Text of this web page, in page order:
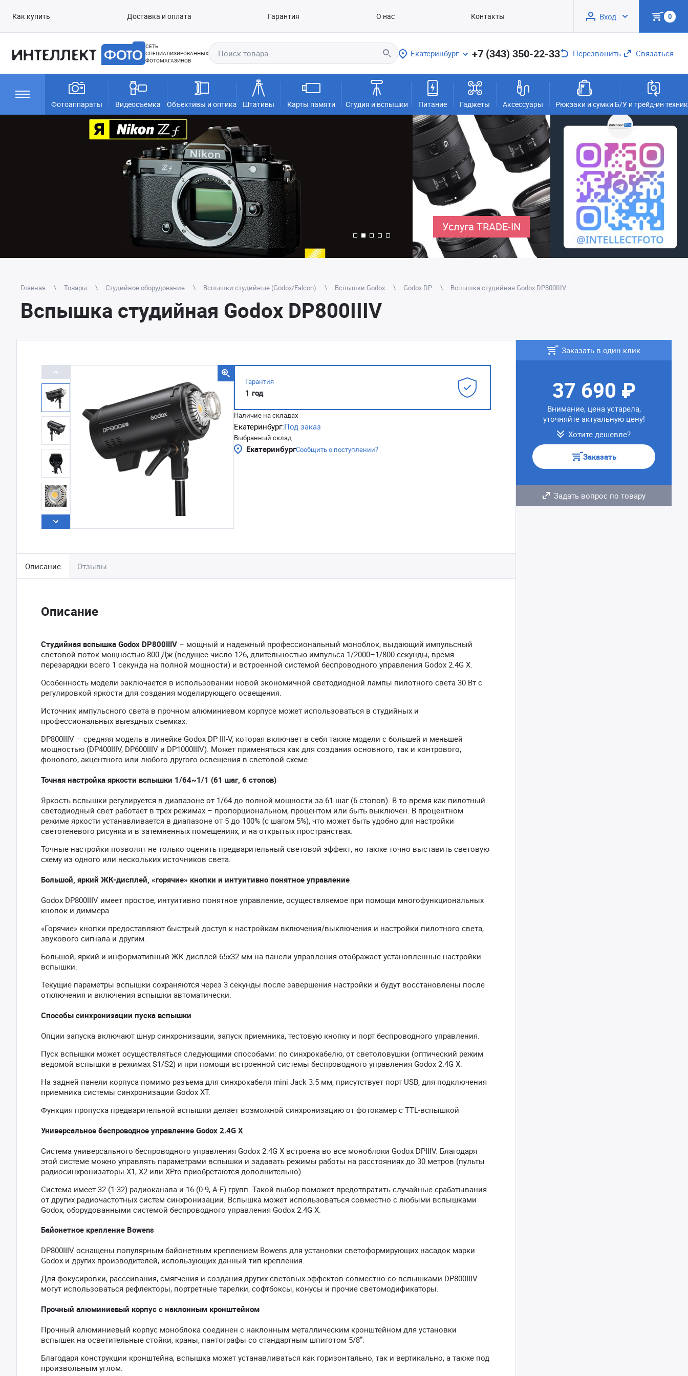
Как купить Доставка и оплата Гарантия О нас Контакты Вход 0
СЕТЬ
СПЕЦИАЛИЗИРОВАННЫХ
ФОТОМАГАЗИНОВ
Екатеринбург +7 (343) 350-22-33 Перезвонить Связаться
Фотоаппараты Видеосъёмка Объективы и оптика Штативы Карты памяти Студия и вспышки Питание Гаджеты Аксессуары Рюкзаки и сумки Б/У и трейд-ин
Услуга TRADE-IN
Главная Товары Студийное оборудование Вспышки студийные (Godox/Falcon) Вспышки Godox Godox DP Вспышка студийная Godox DP800IIIV
Вспышка студийная Godox DP800IIIV
Гарантия
1 год
Наличие на складах
Екатеринбург:Под заказ
Выбранный склад
ЕкатеринбургСообщить о поступлении?
Описание Отзывы
Описание
Студийная вспышка Godox DP800IIIV – мощный и надежный профессиональный моноблок, выдающий импульсный
световой поток мощностью 800 Дж (ведущее число 126, длительностью импульса 1/2000–1/800 секунды, время
перезарядки всего 1 секунда на полной мощности) и встроенной системой беспроводного управления Godox 2.4G X.
Особенность модели заключается в использовании новой экономичной светодиодной лампы пилотного света 30 Вт с
регулировкой яркости для создания моделирующего освещения.
Источник импульсного света в прочном алюминиевом корпусе может использоваться в студийных и
профессиональных выездных съемках.
DP800IIIV – средняя модель в линейке Godox DP III-V, которая включает в себя также модели с большей и меньшей
мощностью (DP400IIIV, DP600IIIV и DP1000IIIV). Может применяться как для создания основного, так и контрового,
фонового, акцентного или любого другого освещения в световой схеме.
Точная настройка яркости вспышки 1/64~1/1 (61 шаг, 6 стопов)
Яркость вспышки регулируется в диапазоне от 1/64 до полной мощности за 61 шаг (6 стопов). В то время как пилотный
светодиодный свет работает в трех режимах – пропорциональном, процентом или быть выключен. В процентном
режиме яркости устанавливается в диапазоне от 5 до 100% (с шагом 5%), что может быть удобно для настройки
светотеневого рисунка и в затемненных помещениях, и на открытых пространствах.
Точные настройки позволят не только оценить предварительный световой эффект, но также точно выставить световую
схему из одного или нескольких источников света.
Большой, яркий ЖК-дисплей, «горячие» кнопки и интуитивно понятное управление
Godox DP800IIIV имеет простое, интуитивно понятное управление, осуществляемое при помощи многофункциональных
кнопок и диммера.
«Горячие» кнопки предоставляют быстрый доступ к настройкам включения/выключения и настройки пилотного света,
звукового сигнала и другим.
Большой, яркий и информативный ЖК дисплей 65х32 мм на панели управления отображает установленные настройки
вспышки.
Текущие параметры вспышки сохраняются через 3 секунды после завершения настройки и будут восстановлены после
отключения и включения вспышки автоматически.
Способы синхронизации пуска вспышки
Опции запуска включают шнур синхронизации, запуск приемника, тестовую кнопку и порт беспроводного управления.
Пуск вспышки может осуществляться следующими способами: по синхрокабелю, от светоловушки (оптический режим
ведомой вспышки в режимах S1/S2) и при помощи встроенной системы беспроводного управления Godox 2.4G X.
На задней панели корпуса помимо разъема для синхрокабеля mini Jack 3.5 мм, присутствует порт USB, для подключения
приемника системы синхронизации Godox XT.
Функция пропуска предварительной вспышки делает возможной синхронизацию от фотокамер с TTL-вспышкой
Универсальное беспроводное управление Godox 2.4G X
Система универсального беспроводного управления Godox 2.4G X встроена во все моноблоки Godox DPIIIV. Благодаря
этой системе можно управлять параметрами вспышки и задавать режимы работы на расстояниях до 30 метров (пульты
радиосинхронизаторы X1, X2 или XPro приобретаются дополнительно).
Система имеет 32 (1-32) радиоканала и 16 (0-9, A-F) групп. Такой выбор поможет предотвратить случайные срабатывания
от других радиочастотных систем синхронизации. Вспышка может использоваться совместно с любыми вспышками
Godox, оборудованными системой беспроводного управления Godox 2.4G X.
Байонетное крепление Bowens
DP800IIIV оснащены популярным байонетным креплением Bowens для установки светоформирующих насадок марки
Godox и других производителей, использующих данный тип крепления.
Для фокусировки, рассеивания, смягчения и создания других световых эффектов совместно со вспышками DP800IIIV
могут использоваться рефлекторы, портретные тарелки, софтбоксы, конусы и прочие светомодификаторы.
Прочный алюминиевый корпус с наклонным кронштейном
Прочный алюминиевый корпус моноблока соединен с наклонным металлическим кронштейном для установки
вспышек на осветительные стойки, краны, пантографы со стандартным шпиготом 5/8”.
Благодаря конструкции кронштейна, вспышка может устанавливаться как горизонтально, так и вертикально, а также под
произвольным углом.
Заказать в один клик
37 690 ₽
Внимание, цена устарела,
уточняйте актуальную цену!
Хотите дешевле?
Заказать
Задать вопрос по товару